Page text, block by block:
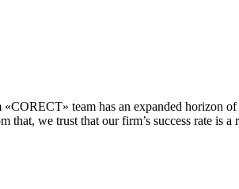
«CORECT» team has an expanded horizon
that, we trust that our firm’s success rate is